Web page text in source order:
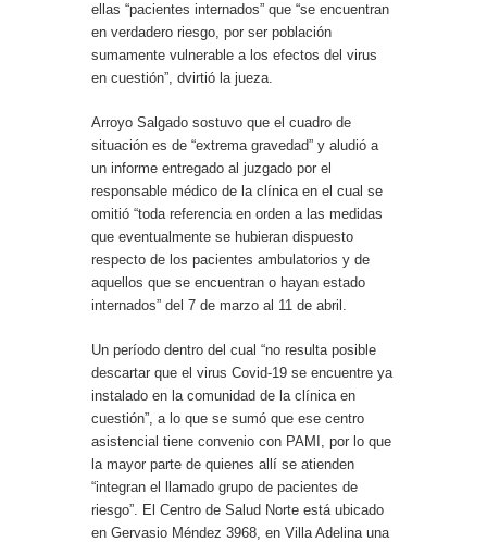
ellas “pacientes internados” que “se encuentran
en verdadero riesgo, por ser población
sumamente vulnerable a los efectos del virus
en cuestión”, dvirtió la jueza.
Arroyo Salgado sostuvo que el cuadro de
situación es de “extrema gravedad” y aludió a
un informe entregado al juzgado por el
responsable médico de la clínica en el cual se
omitió “toda referencia en orden a las medidas
que eventualmente se hubieran dispuesto
respecto de los pacientes ambulatorios y de
aquellos que se encuentran o hayan estado
internados” del 7 de marzo al 11 de abril.
Un período dentro del cual “no resulta posible
descartar que el virus Covid-19 se encuentre ya
instalado en la comunidad de la clínica en
cuestión”, a lo que se sumó que ese centro
asistencial tiene convenio con PAMI, por lo que
la mayor parte de quienes allí se atienden
“integran el llamado grupo de pacientes de
riesgo”. El Centro de Salud Norte está ubicado
en Gervasio Méndez 3968, en Villa Adelina una